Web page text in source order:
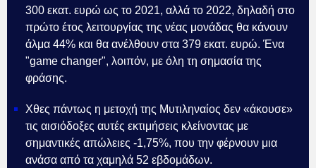
300 εκατ. ευρώ ως το 2021, αλλά το 2022, δηλαδή στο
πρώτο έτος λειτουργίας της νέας μονάδας θα κάνουν
άλμα 44% και θα ανέλθουν στα 379 εκατ. ευρώ. Ένα
"game changer", λοιπόν, με όλη τη σημασία της
φράσης.
Χθες πάντως η μετοχή της Μυτιληναίος δεν «άκουσε»
τις αισιόδοξες αυτές εκτιμήσεις κλείνοντας με
σημαντικές απώλειες -1,75%, που την φέρνουν μια
ανάσα από τα χαμηλά 52 εβδομάδων.